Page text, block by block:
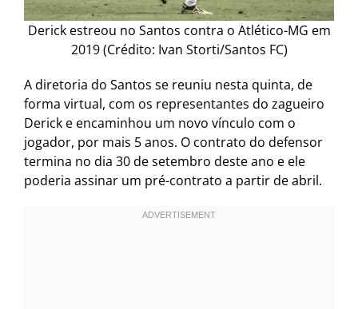
Derick estreou no Santos contra o Atlético-MG em
2019 (Crédito: Ivan Storti/Santos FC)
A diretoria do Santos se reuniu nesta quinta, de
forma virtual, com os representantes do zagueiro
Derick e encaminhou um novo vínculo com o
jogador, por mais 5 anos. O contrato do defensor
termina no dia 30 de setembro deste ano e ele
poderia assinar um pré-contrato a partir de abril.